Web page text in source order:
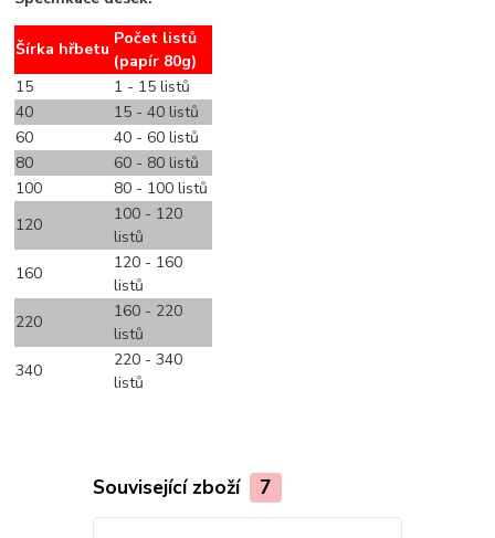
Šírka hřbetu
Počet listů
(papír 80g)
15
1 - 15 listů
40
15 - 40 listů
60
40 - 60 listů
80
60 - 80 listů
100
80 - 100 listů
120
100 - 120
listů
160
120 - 160
listů
220
160 - 220
listů
340
220 - 340
listů
Související zboží 7